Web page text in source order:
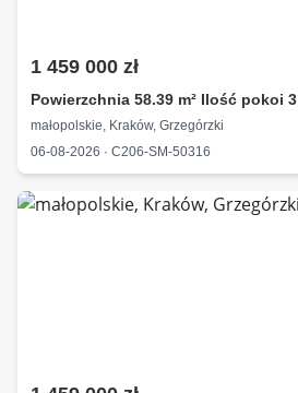
1 459 000 zł
Powierzchnia 58.39 m² Ilość pokoi
małopolskie, Kraków, Grzegórzki
06-08-2026 · C206-SM-50316